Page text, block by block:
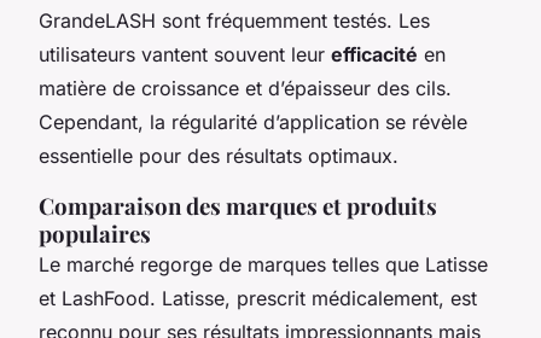
GrandeLASH sont fréquemment testés. Les
utilisateurs vantent souvent leur efficacité en
matière de croissance et d’épaisseur des cils.
Cependant, la régularité d’application se révèle
essentielle pour des résultats optimaux.
Comparaison des marques et produits
populaires
Le marché regorge de marques telles que Latisse
et LashFood. Latisse, prescrit médicalement, est
reconnu pour ses résultats impressionnants mais